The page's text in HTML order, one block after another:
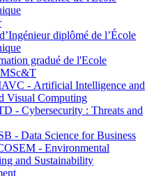
diplômé de l’École
gradué de l'Ecole
- Artificial Intelligence and
Visual Computing
- Cybersecurity : Threats and
- Data Science for Business
- Environmental
and Sustainability